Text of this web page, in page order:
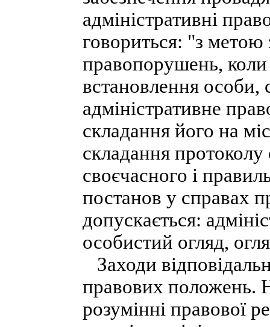
адміністративні
говориться: "з метою
правопорушень, коли
встановлення особи,
адміністративне
складання його на
складання
своєчасного і
постанов у справах
допускається:
особистий огляд,
Заходи
правових положень.
розумінні правової